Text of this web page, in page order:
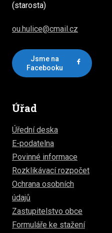
(starosta)
ou.hulice@cmail.cz
Jsme na
Facebooku
Úřad
Úřední deska
E-podatelna
Povinné informace
Rozklikávací rozpočet
Ochrana osobních
údajů
Zastupitelstvo obce
Formuláře ke stažení